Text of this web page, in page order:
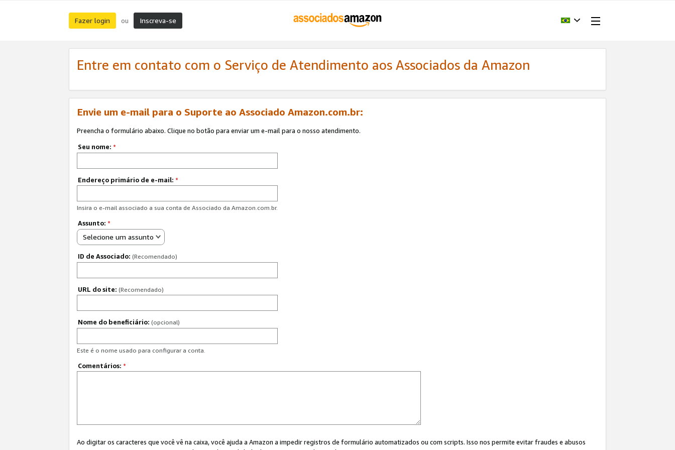
Fazer login ou Inscreva-se
Entre em contato com o Serviço de Atendimento aos Associados da Amazon
Envie um e-mail para o Suporte ao Associado Amazon.com.br:
Preencha o formulário abaixo. Clique no botão para enviar um e-mail para o nosso atendimento.
Seu nome: *
Endereço primário de e-mail: *
Insira o e-mail associado a sua conta de Associado da Amazon.com.br.
Assunto: *
Selecione um assunto
ID de Associado: (Recomendado)
URL do site: (Recomendado)
Nome do beneficiário: (opcional)
Este é o nome usado para configurar a conta.
Comentários: *
Ao digitar os caracteres que você vê na caixa, você ajuda a Amazon a impedir registros de formulário automatizados ou com scripts. Isso nos permite evitar fraudes e abusos